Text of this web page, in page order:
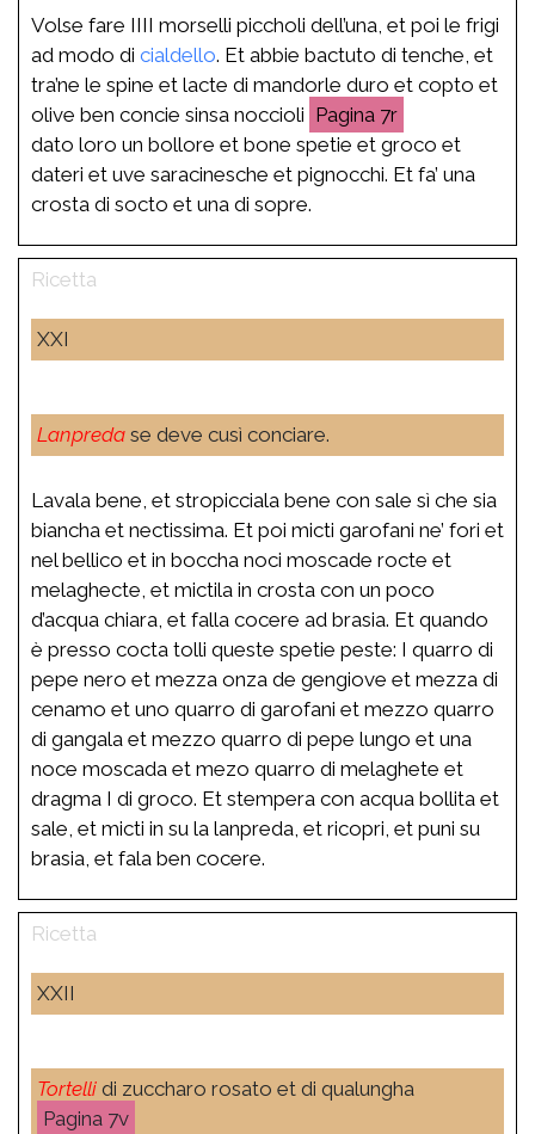
Volse fare IIII morselli piccholi dell’una, et poi le frigi
ad modo di cialdello. Et abbie bactuto di tenche, et
tra’ne le spine et lacte di mandorle duro et copto et
olive ben concie sinsa noccioli
7r
dato loro un bollore et bone spetie et groco et
dateri et uve saracinesche et pignocchi. Et fa’ una
crosta di socto et una di sopre.
XXI
Lanpreda se deve cusì conciare.
Lavala bene, et stropicciala bene con sale sì che sia
biancha et nectissima. Et poi micti garofani ne’ fori et
nel bellico et in boccha noci moscade rocte et
melaghecte, et mictila in crosta con un poco
d’acqua chiara, et falla cocere ad brasia. Et quando
è presso cocta tolli queste spetie peste: I quarro di
pepe nero et mezza onza de gengiove et mezza di
cenamo et uno quarro di garofani et mezzo quarro
di gangala et mezzo quarro di pepe lungo et una
noce moscada et mezo quarro di melaghete et
dragma I di groco. Et stempera con acqua bollita et
sale, et micti in su la lanpreda, et ricopri, et puni su
brasia, et fala ben cocere.
XXII
Tortelli di zuccharo rosato et di qualungha
7v